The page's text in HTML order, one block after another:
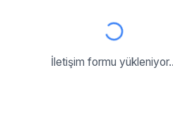
İletişim formu